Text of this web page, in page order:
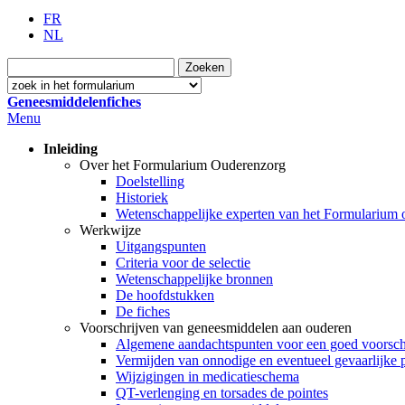
FR
NL
Geneesmiddelenfiches
Menu
Inleiding
Over het Formularium Ouderenzorg
Doelstelling
Historiek
Wetenschappelijke experten van het Formularium
Werkwijze
Uitgangspunten
Criteria voor de selectie
Wetenschappelijke bronnen
De hoofdstukken
De fiches
Voorschrijven van geneesmiddelen aan ouderen
Algemene aandachtspunten voor een goed
Vermijden van onnodige en eventueel gevaarlijke
Wijzigingen in medicatieschema
QT-verlenging en torsades de pointes